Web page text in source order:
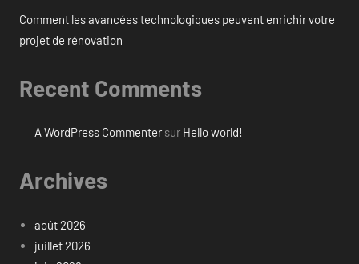
Comment les avancées technologiques peuvent enrichir votre
projet de rénovation
Recent Comments
A WordPress Commentersur Hello world!
Archives
août 2026
juillet 2026